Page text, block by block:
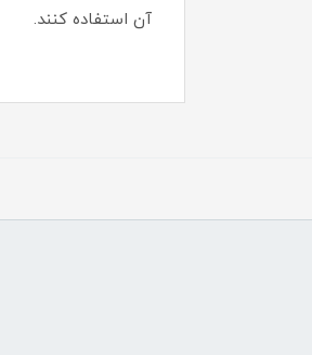
آن استفاده کنند.